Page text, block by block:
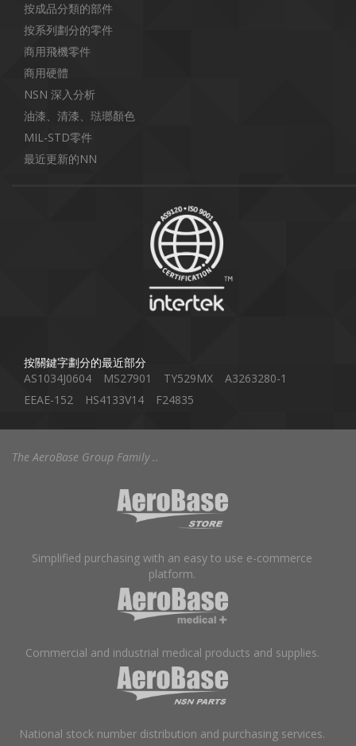
按成品分類的部件
按系列劃分的零件
商用飛機零件
商用硬體
NSN 深入分析
油漆、清漆、琺瑯顏色
MIL-STD零件
最近更新的NN
按關鍵字劃分的最近部分
AS1034J0604
MS27901 TY529MX
A3263280-1
EEAE-152
HS4133V14 F24835
The AeroBase Group Family ..
Simplified purchasing with an easy to use e-commerce
platform.
Commercial and industrial medical products and supplies.
National stock number distribution and purchasing services.